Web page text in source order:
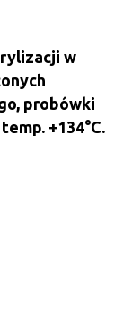
w
probówki
+134°C.